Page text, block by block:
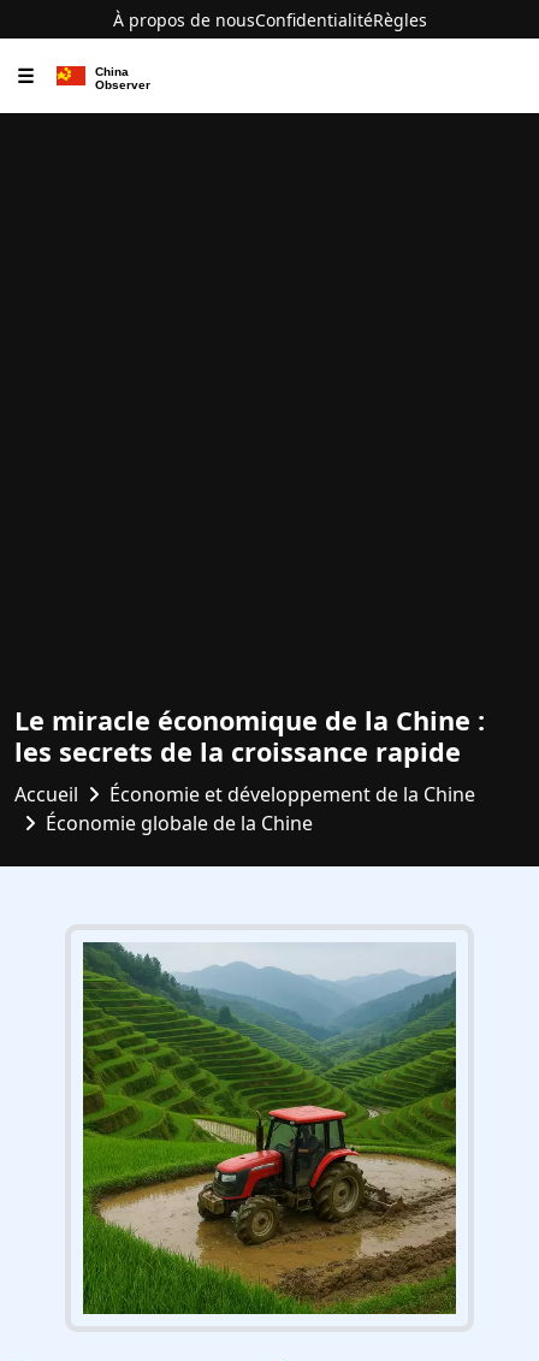
À propos de nousConfidentialitéRègles
☰
Le miracle économique de la Chine :
les secrets de la croissance rapide
Accueil
Économie et développement de la Chine
Économie globale de la Chine